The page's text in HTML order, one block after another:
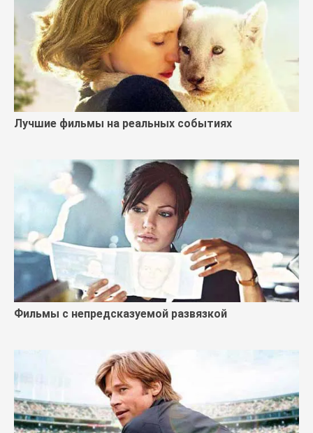
Лучшие фильмы на реальных событиях
Фильмы с непредсказуемой развязкой